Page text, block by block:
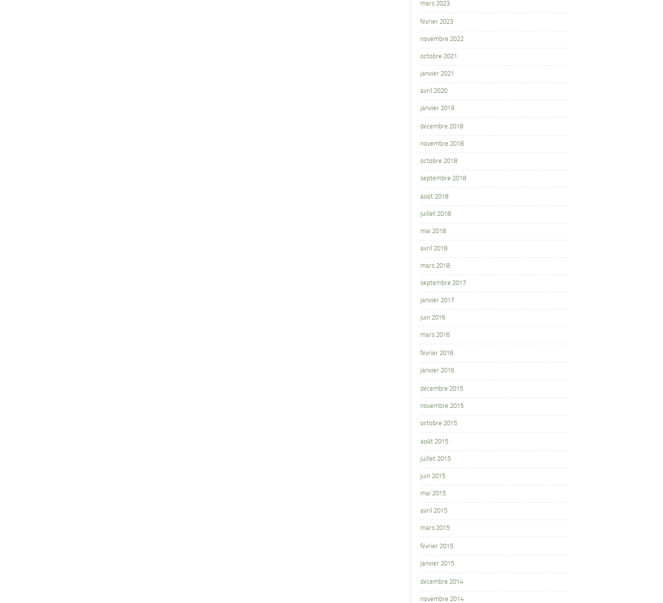
mars 2023
février 2023
novembre 2022
octobre 2021
janvier 2021
avril 2020
janvier 2019
décembre 2018
novembre 2018
octobre 2018
septembre 2018
août 2018
juillet 2018
mai 2018
avril 2018
mars 2018
septembre 2017
janvier 2017
juin 2016
mars 2016
février 2016
janvier 2016
décembre 2015
novembre 2015
octobre 2015
août 2015
juillet 2015
juin 2015
mai 2015
avril 2015
mars 2015
février 2015
janvier 2015
décembre 2014
novembre 2014